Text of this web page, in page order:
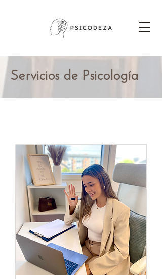
Servicios de Psicología